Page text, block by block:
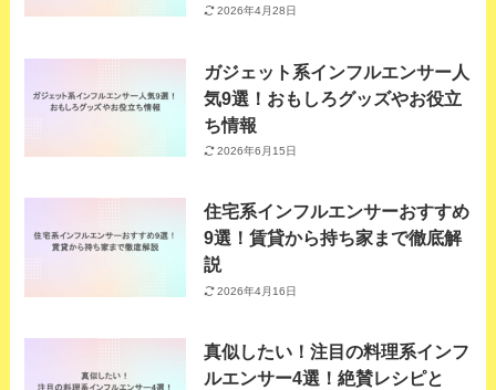
2026年4月28日
ガジェット系インフルエンサー人
気9選！おもしろグッズやお役立
ち情報
2026年6月15日
住宅系インフルエンサーおすすめ
9選！賃貸から持ち家まで徹底解
説
2026年4月16日
真似したい！注目の料理系インフ
ルエンサー4選！絶賛レシピと